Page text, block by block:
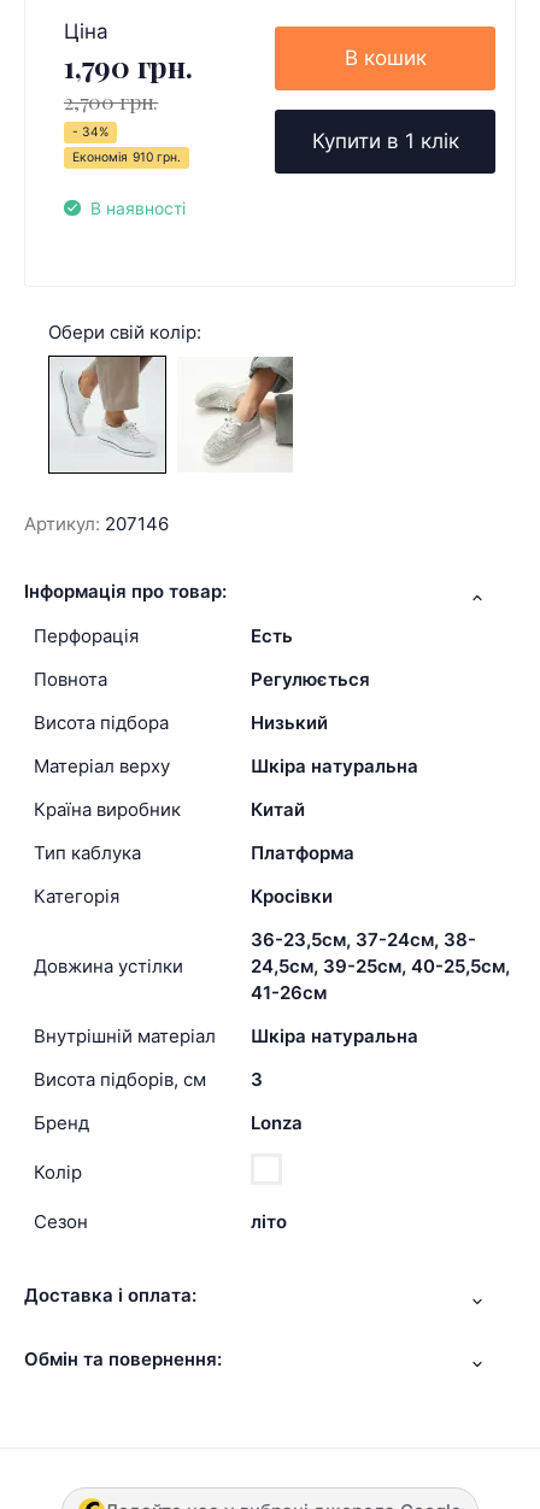
Ціна
1,790 грн.
2,700 грн.
- 34%
Економія 910 грн.
В наявності
В кошик
Купити в 1 клік
Обери свій колір:
Артикул: 207146
Інформація про товар:
Перфорація
Есть
Повнота
Регулюється
Висота підбора
Низький
Матеріал верху
Шкіра натуральна
Країна виробник
Китай
Тип каблука
Платформа
Категорія
Кросівки
Довжина устілки
36-23,5см, 37-24см, 38-
24,5см, 39-25см, 40-25,5см,
41-26см
Внутрішній матеріал
Шкіра натуральна
Висота підборів, см
3
Бренд
Lonza
Колір
Сезон літо
Доставка і оплата:
Обмін та повернення: